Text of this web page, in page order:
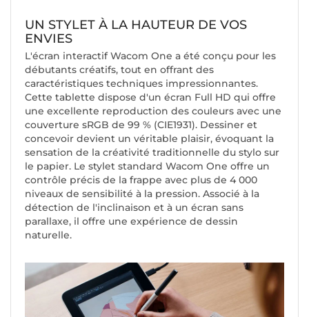
UN STYLET À LA HAUTEUR DE VOS
ENVIES
L'écran interactif Wacom One a été conçu pour les
débutants créatifs, tout en offrant des
caractéristiques techniques impressionnantes.
Cette tablette dispose d'un écran Full HD qui offre
une excellente reproduction des couleurs avec une
couverture sRGB de 99 % (CIE1931). Dessiner et
concevoir devient un véritable plaisir, évoquant la
sensation de la créativité traditionnelle du stylo sur
le papier. Le stylet standard Wacom One offre un
contrôle précis de la frappe avec plus de 4 000
niveaux de sensibilité à la pression. Associé à la
détection de l'inclinaison et à un écran sans
parallaxe, il offre une expérience de dessin
naturelle.